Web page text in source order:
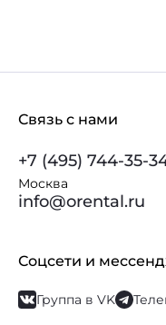
Связь с нами
+7 (495) 744-35-
Москва
info@orental.ru
Соцсети и
Группа в VK